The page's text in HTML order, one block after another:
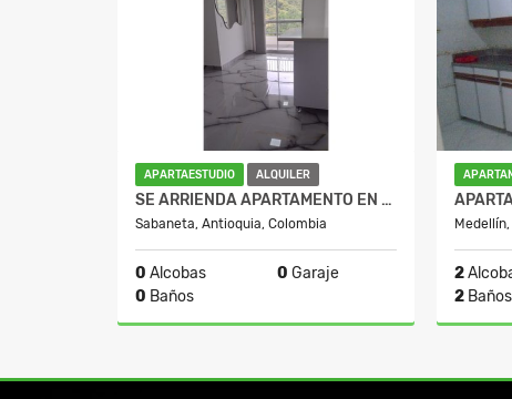
APARTAESTUDIO ALQUILER
SE ARRIENDA APARTAMENTO EN SABANETA, SECTOR VEREDA SAN JOSE
Sabaneta, Antioquia, Colombia
0 Alcobas 0 Garaje
0 Baños
$1.750.000
2
2 Baños